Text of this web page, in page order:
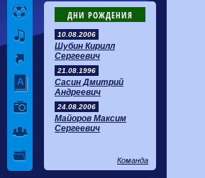
ДНИ РОЖДЕНИЯ
10.08.2006
Шубин Кирилл
Сергеевич
21.08.1996
Сасин Дмитрий
Андреевич
24.08.2006
Майоров Максим
Сергеевич
Команда